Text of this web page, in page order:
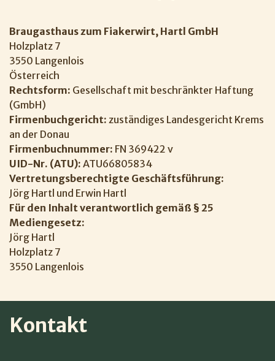
Braugasthaus zum Fiakerwirt, Hartl GmbH
Holzplatz 7
3550 Langenlois
Österreich
Rechtsform: Gesellschaft mit beschränkter Haftung
(GmbH)
Firmenbuchgericht: zuständiges Landesgericht Krems
an der Donau
Firmenbuchnummer: FN 369422 v
UID-Nr. (ATU): ATU66805834
Vertretungsberechtigte Geschäftsführung:
Jörg Hartl und Erwin Hartl
Für den Inhalt verantwortlich gemäß § 25
Mediengesetz:
Jörg Hartl
Holzplatz 7
3550 Langenlois
Kontakt